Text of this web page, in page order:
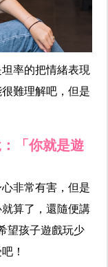
率的把情緒表現
難理解吧，但是
「你就是遊
非常有害，但是
算了，還隨便講
望孩子遊戲玩少
！